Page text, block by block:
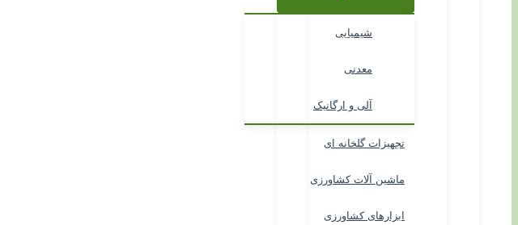
شیمیایی
معدنی
آلی و ارگانیک
تجهیزات گلخانه ای
ماشین آلات کشاورزی
ابزارهای کشاورزی